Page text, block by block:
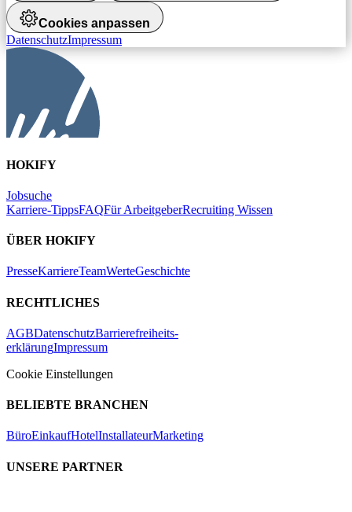
Cookies anpassen
DatenschutzImpressum
HOKIFY
Jobsuche
Karriere-TippsFAQFür ArbeitgeberRecruiting Wissen
ÜBER HOKIFY
PresseKarriereTeamWerteGeschichte
RECHTLICHES
AGBDatenschutzBarrierefreiheits-
erklärungImpressum
Cookie Einstellungen
BELIEBTE BRANCHEN
BüroEinkaufHotelInstallateurMarketing
UNSERE PARTNER